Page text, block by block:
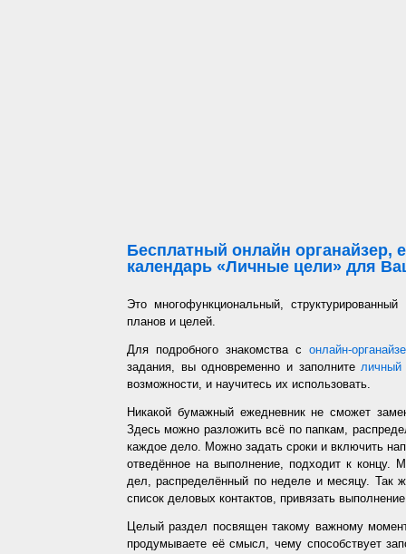
Бесплатный онлайн органайзер,
календарь «Личные цели» для
Это многофункциональный,
планов и целей.
Для подробного знакомства с онлайн-
задания, вы одновременно и заполнителичный
возможности, и научитесь их использовать.
Никакой бумажный ежедневник не сможет
Здесь можно разложить всё по папкам,
каждое дело. Можно задать сроки и включить
отведённое на выполнение, подходит к концу.
дел, распределённый по неделе и месяцу. Так
список деловых контактов, привязать
Целый раздел посвящен такому важному
продумываете её смысл, чему способствует